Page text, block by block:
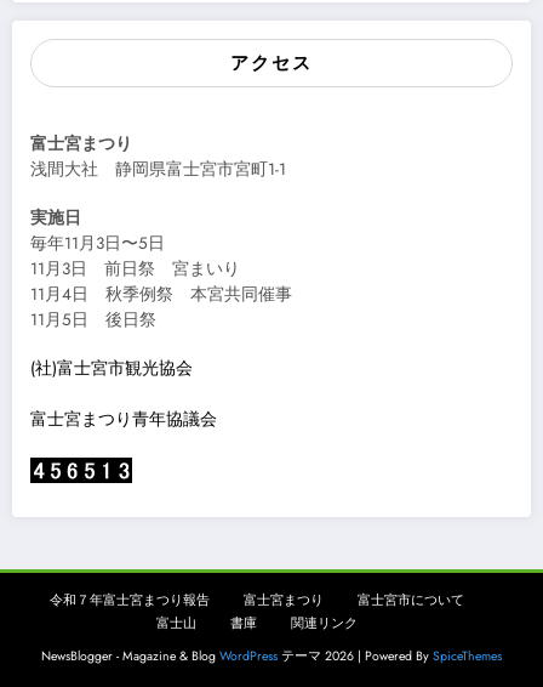
アクセス
富士宮まつり
浅間大社 静岡県富士宮市宮町1-1
実施日
毎年11月3日〜5日
11月3日 前日祭 宮まいり
11月4日 秋季例祭 本宮共同催事
11月5日 後日祭
(社)富士宮市観光協会
富士宮まつり青年協議会
令和７年富士宮まつり報告 富士宮まつり
富士宮市について
富士山
書庫
関連リンク
NewsBlogger - Magazine & Blog WordPress テーマ 2026 | Powered By SpiceThemes